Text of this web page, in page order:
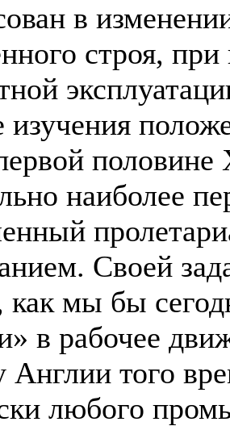
в
строя, при
изучения
наиболее
Своей
как мы бы
в рабочее
Англии того
любого